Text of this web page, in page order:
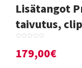
Lisätangot
taivutus,
179,00€